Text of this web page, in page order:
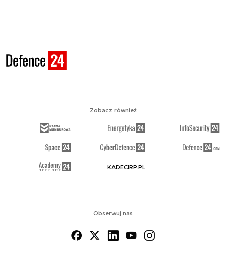
Obserwuj nas
Zobacz również
KADECIRP.PL